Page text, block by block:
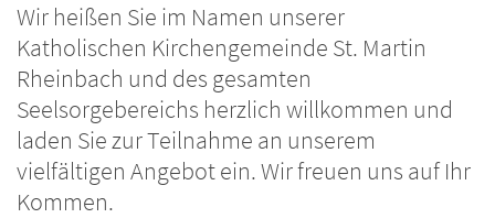
Wir heißen Sie im Namen unserer
Katholischen Kirchengemeinde St. Martin
Rheinbach und des gesamten
Seelsorgebereichs herzlich willkommen und
laden Sie zur Teilnahme an unserem
vielfältigen Angebot ein. Wir freuen uns auf Ihr
Kommen.